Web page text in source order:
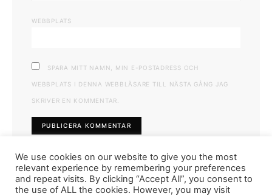
WEBBPLATS
SPARA MITT NAMN, MIN E-POSTADRESS OCH
WEBBPLATS I DENNA WEBBLÄSARE TILL NÄSTA GÅNG JAG
SKRIVER EN KOMMENTAR.
We use cookies on our website to give you the most
relevant experience by remembering your preferences
and repeat visits. By clicking “Accept All”, you consent to
the use of ALL the cookies. However, you may visit